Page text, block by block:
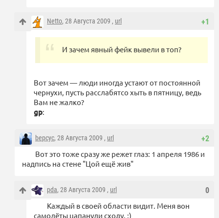
+1
Netto, 28 Августа 2009 , url
И зачем явный фейк вывели в топ?
Вот зачем — люди иногда устают от постоянной
чернухи, пусть расслабятсо хыть в пятницу, ведь
Вам не жалко?
gp:
+2
bepcyc, 28 Августа 2009 , url
Вот это тоже сразу же режет глаз: 1 апреля 1986 и
надпись на стене "Цой ещё жив"
0
pda, 28 Августа 2009 , url
Каждый в своей области видит. Меня вон
самолёты цапанули сходу. :)